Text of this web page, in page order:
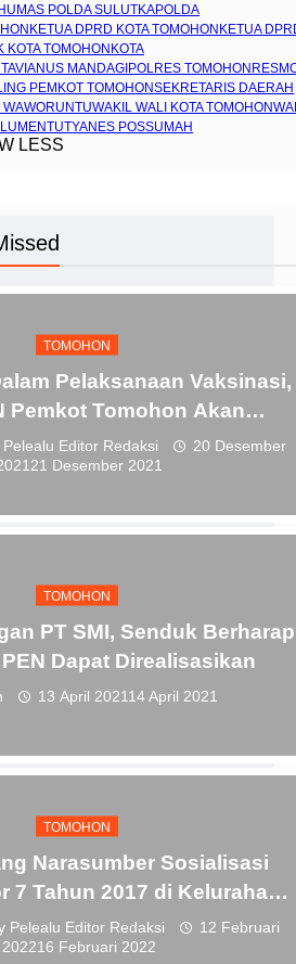
POLDA SULUTKAPOLDA
KETUA DPRD KOTA TOMOHON KETUA
KOTA TOMOHON KOTA
MANDAGI POLRES TOMOHON
PEMKOT TOMOHONSEKRETARIS DAERAH
WAKIL WALI KOTA TOMOHON
YANES POSSUMAH
LESS
TOMOHON
Pelaksanaan Vaksinasi,
Pemkot Tomohon Akan
Editor Redaksi
20 Desember
21 Desember 2021
TOMOHON
PT SMI, Senduk Berharap
Dapat Direalisasikan
13 April 2021 14 April 2021
TOMOHON
Narasumber Sosialisasi
7 Tahun 2017 di Kelurahan
Kolongan
Pelealu Editor Redaksi
12 Februari
202216 Februari 2022